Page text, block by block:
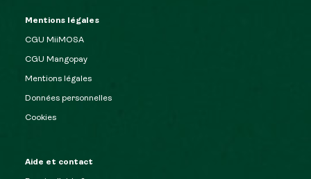
Mentions légales
CGU MiiMOSA
CGU Mangopay
Mentions légales
Données personnelles
Cookies
Aide et contact